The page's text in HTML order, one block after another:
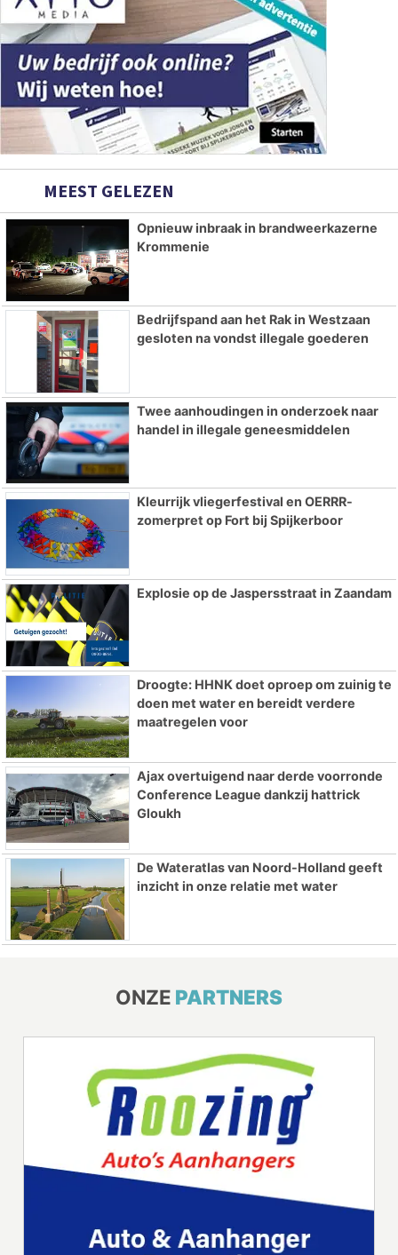
MEEST GELEZEN
Opnieuw inbraak in brandweerkazerne
Krommenie
Bedrijfspand aan het Rak in Westzaan
gesloten na vondst illegale goederen
Twee aanhoudingen in onderzoek naar
handel in illegale geneesmiddelen
Kleurrijk vliegerfestival en OERRR-
zomerpret op Fort bij Spijkerboor
Explosie op de Jaspersstraat in Zaandam
Droogte: HHNK doet oproep om zuinig te
doen met water en bereidt verdere
maatregelen voor
Ajax overtuigend naar derde voorronde
Conference League dankzij hattrick
Gloukh
De Wateratlas van Noord-Holland geeft
inzicht in onze relatie met water
ONZE PARTNERS